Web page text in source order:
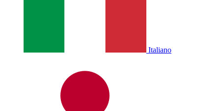
Italiano